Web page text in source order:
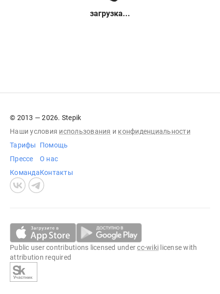
загрузка...
© 2013 — 2026. Stepik
Наши условия использования и конфиденциальности
Тарифы
Прессе
Команда
Помощь
О нас
Контакты
Public user contributions licensed undercc-wiki license with
attribution required